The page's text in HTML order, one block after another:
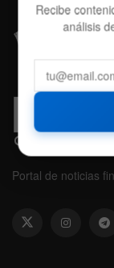
Portal de noticias
Recibe
análisis